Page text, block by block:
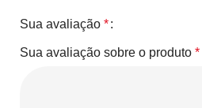
Sua avaliação *
Sua avaliação sobre o produto *